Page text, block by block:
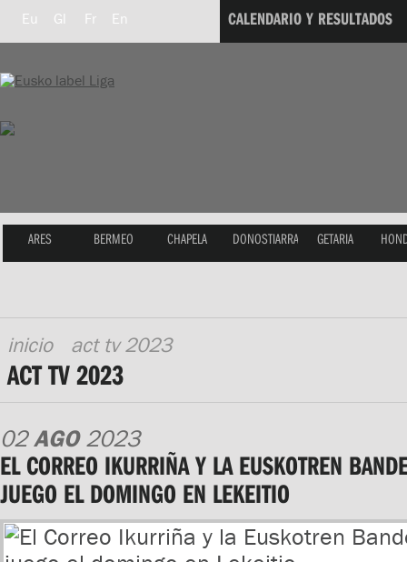
Eu Gl Fr En CALENDARIO Y RESULTADOS
ARES BERMEO CHAPELA DONOSTIARRA GETARIA
inicio act tv 2023
ACT TV 2023
02AGO2023
EL CORREO IKURRIÑA Y LA EUSKOTREN
JUEGO EL DOMINGO EN LEKEITIO